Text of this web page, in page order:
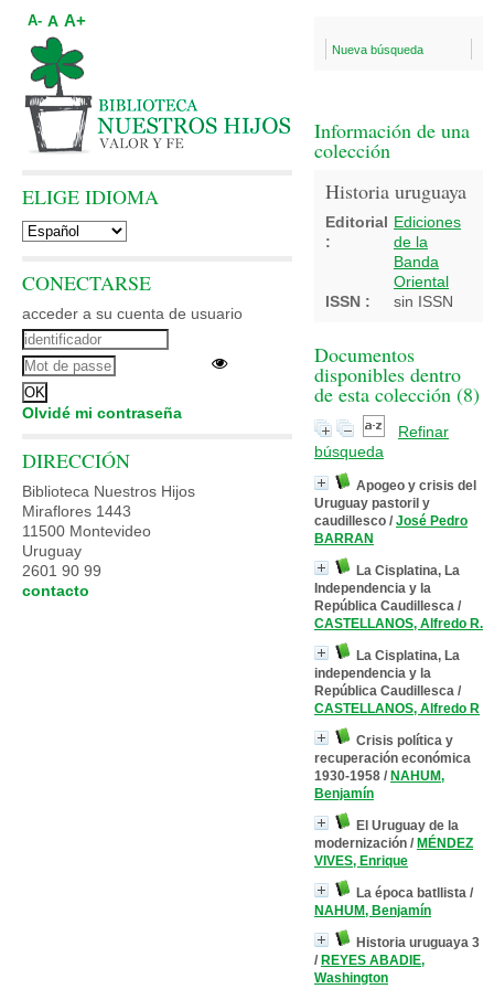
Nueva búsqueda
Información de una
colección
Historia uruguaya
Editorial
:
Ediciones
de la
Banda
Oriental
ISSN :
sin ISSN
Documentos
disponibles dentro
de esta colección (8)
Refinar
búsqueda
Apogeo y crisis del
Uruguay pastoril y
caudillesco / José Pedro
BARRAN
La Cisplatina, La
Independencia y la
República Caudillesca /
CASTELLANOS, Alfredo R.
La Cisplatina, La
independencia y la
República Caudillesca /
CASTELLANOS, Alfredo R
Crisis política y
recuperación económica
1930-1958 / NAHUM,
Benjamín
El Uruguay de la
modernización / MÉNDEZ
VIVES, Enrique
La época batllista /
NAHUM, Benjamín
Historia uruguaya 3
/ REYES ABADIE,
Washington
A- A A+
ELIGE IDIOMA
CONECTARSE
acceder a su cuenta de usuario
Olvidé mi contraseña
DIRECCIÓN
Biblioteca Nuestros Hijos
Miraflores 1443
11500 Montevideo
Uruguay
2601 90 99
contacto